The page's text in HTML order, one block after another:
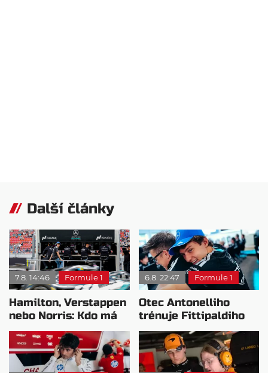
Další články
7.8. 14:46 Formule 1
Hamilton, Verstappen
nebo Norris: Kdo má
nejvyšší plat?
6.8. 22:47 Formule 1
Otec Antonelliho
trénuje Fittipaldiho
syna: Brazilec
vychvaluje lídra